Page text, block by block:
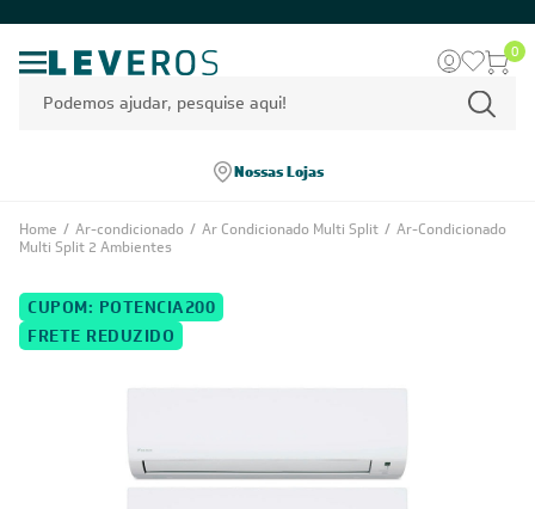
0
Nossas Lojas
Home / Ar-condicionado / Ar Condicionado Multi Split / Ar-Condicionado
Multi Split 2 Ambientes
CUPOM: POTENCIA200
FRETE REDUZIDO